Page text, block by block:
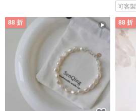
可客製
88 折 88 折